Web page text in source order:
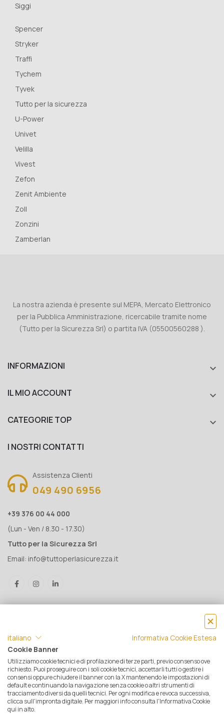
Siggi
Spencer
Stryker
Traffi
Tychem
Tyvek
Tutto per la sicurezza
U-Power
Univet
Velilla
Vivest
Zefon
Zenit Ambiente
Zoll
Zonzini
Zamberlan
La nostra azienda è presente sul MEPA, Mercato Elettronico
per la Pubblica Amministrazione, ricercabile tramite nome
(Tutto per la Sicurezza Srl) o partita IVA (05500560288 ).
INFORMAZIONI 
IL MIO ACCOUNT 
CATEGORIE TOP 
I NOSTRI CONTATTI
Assistenza Clienti
049 490 6956
+39 376 00 44 000
(Lun - Ven / 8.30 - 17.30)
Tutto per la Sicurezza Srl
Email: info@tuttoperlasicurezza.it
® Tutto per la Sicurezza Srl IT05500560288 | Rea 471793 - C.S. €
10.000 i.v. | © 2025 Tutti i diritti riservati. Tutto per la sicurezza è un
marchio registrato
Privacy e Cookie Policy|Mappa del sito|Termini e condizioni di
italiano
Informativa Cookie Estesa
Cookie Banner
Utilizziamo cookie tecnici e di profilazione di terze parti, previo consenso ove
richiesto. Puoi proseguire con i soli cookie tecnici, accettarli tutti o gestire i
consensi oppure chiudere il banner con la X mantenendo le impostazioni di
default e continuando la navigazione senza cookie o altri strumenti di
tracciamento diversi da quelli tecnici. Per ogni modifica e revoca successiva,
clicca sull'impronta digitale. Per maggiori info consulta l'Informativa Cookie
qui in alto.